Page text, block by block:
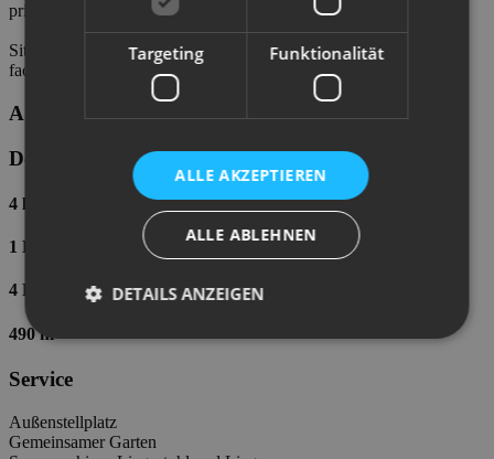
privato coperto.
Situato a pochi passi dal centro pedonale permette di raggiungere
facilmente i vari servizi.
A - Vierzimmerwohnung
Detail
4 letti
1 Badezimmer
4 Räume
490 m
Service
Außenstellplatz
Gemeinsamer Garten
Targeting Funktionalität
ALLE AKZEPTIEREN
ALLE ABLEHNEN
DETAILS ANZEIGEN